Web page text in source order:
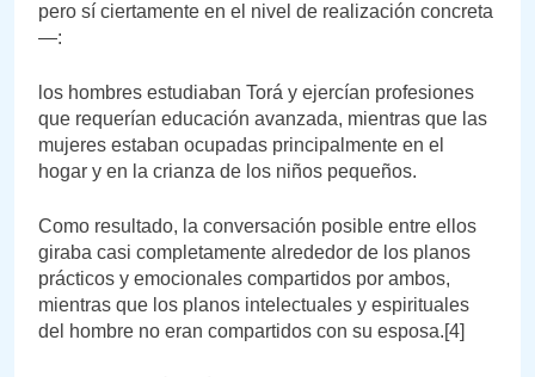
pero sí ciertamente en el nivel de realización concreta
—:
los hombres estudiaban Torá y ejercían profesiones
que requerían educación avanzada, mientras que las
mujeres estaban ocupadas principalmente en el
hogar y en la crianza de los niños pequeños.
Como resultado, la conversación posible entre ellos
giraba casi completamente alrededor de los planos
prácticos y emocionales compartidos por ambos,
mientras que los planos intelectuales y espirituales
del hombre no eran compartidos con su esposa.[4]